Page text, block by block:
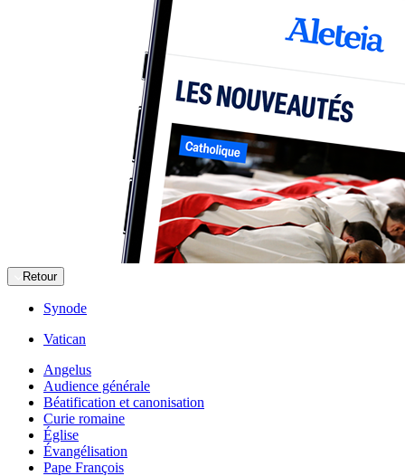
Retour
Synode
Vatican
Angelus
Audience générale
Béatification et canonisation
Curie romaine
Église
Évangélisation
Pape François